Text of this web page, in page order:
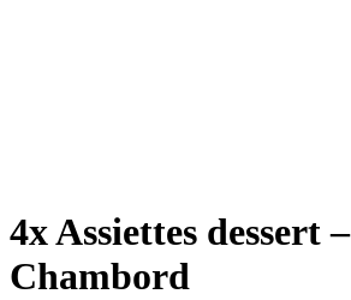
4x Assiettes dessert –
Chambord